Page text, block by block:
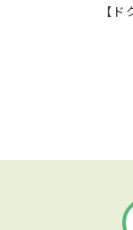
【